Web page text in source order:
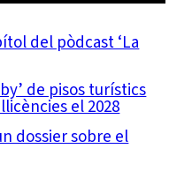
del pòdcast ‘La
de pisos turístics
el 2028
dossier sobre el